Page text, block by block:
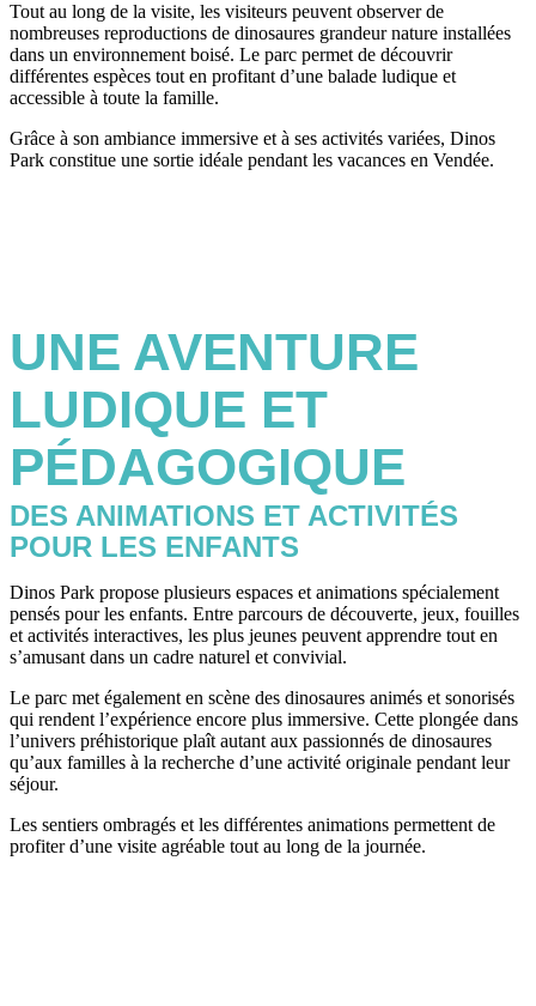
Tout au long de la visite, les visiteurs peuvent observer de
nombreuses reproductions de dinosaures grandeur nature installées
dans un environnement boisé. Le parc permet de découvrir
différentes espèces tout en profitant d’une balade ludique et
accessible à toute la famille.
Grâce à son ambiance immersive et à ses activités variées, Dinos
Park constitue une sortie idéale pendant les vacances en Vendée.
UNE AVENTURE
LUDIQUE ET
PÉDAGOGIQUE
DES ANIMATIONS ET ACTIVITÉS
POUR LES ENFANTS
Dinos Park propose plusieurs espaces et animations spécialement
pensés pour les enfants. Entre parcours de découverte, jeux, fouilles
et activités interactives, les plus jeunes peuvent apprendre tout en
s’amusant dans un cadre naturel et convivial.
Le parc met également en scène des dinosaures animés et sonorisés
qui rendent l’expérience encore plus immersive. Cette plongée dans
l’univers préhistorique plaît autant aux passionnés de dinosaures
qu’aux familles à la recherche d’une activité originale pendant leur
séjour.
Les sentiers ombragés et les différentes animations permettent de
profiter d’une visite agréable tout au long de la journée.